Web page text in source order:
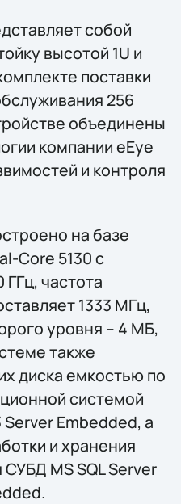
собой
высотой 1U и
поставки
256
объединены
компании eEye
и контроля
на базе
Core 5130 с
ГГц, частота
1333 МГц,
уровня – 4 МБ,
также
диска емкостью по
системой
Embedded, а
и хранения
MS SQL Server